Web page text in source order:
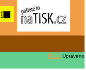
RS2 Upraveno